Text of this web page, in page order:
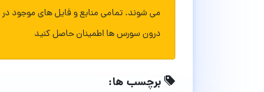
می شوند. تمامی منابع و فایل های موجود
درون سورس ها اطمینان حاصل کنید
برچسب ها: